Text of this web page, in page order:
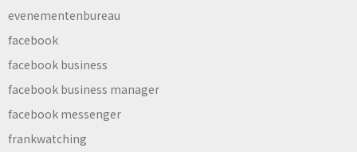
evenementenbureau
facebook
facebook business
facebook business manager
facebook messenger
frankwatching